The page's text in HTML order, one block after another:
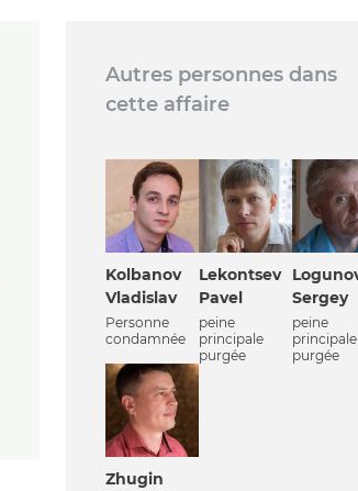
Autres personnes dans
cette affaire
Kolbanov
Vladislav
Personne
condamnée
Lekontsev
Pavel
peine
principale
purgée
Sergey
peine
principale
purgée
Zhugin